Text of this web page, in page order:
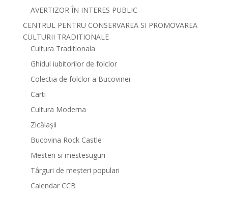
AVERTIZOR ÎN INTERES PUBLIC
CENTRUL PENTRU CONSERVAREA SI PROMOVAREA
CULTURII TRADITIONALE
Cultura Traditionala
Ghidul iubitorilor de folclor
Colectia de folclor a Bucovinei
Carti
Cultura Moderna
Zicălașii
Bucovina Rock Castle
Mesteri si mestesuguri
Târguri de meșteri populari
Calendar CCB